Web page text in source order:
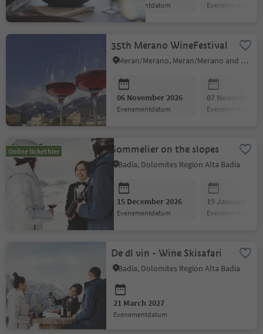
evenementdatum evenementdatum
35th Merano WineFestival
Meran/Merano, Meran/Merano and environs
06 November 2026
evenementdatum
07 November
evenementdatum
Online ticket hier Sommelier on the slopes
Badia, Dolomites Region Alta Badia
15 December 2026
evenementdatum
19 January
evenementdatum
De dl vin - Wine Skisafari
Badia, Dolomites Region Alta Badia
21 March 2027
evenementdatum